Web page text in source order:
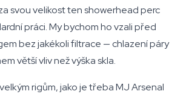
svou velikost ten showerhead perc
práci. My bychom ho vzali před
bez jakékoli filtrace — chlazení páry
větší vliv než výška skla.
rigům, jako je třeba MJ Arsenal